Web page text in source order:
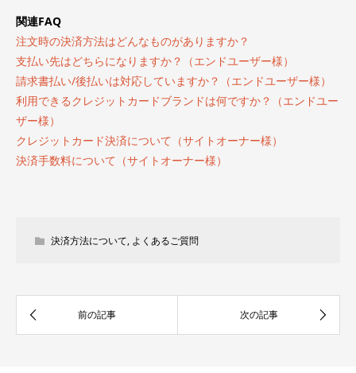
関連FAQ
注文時の決済方法はどんなものがありますか？
支払い先はどちらになりますか？（エンドユーザー様）
請求書払い/後払いは対応していますか？（エンドユーザー様）
利用できるクレジットカードブランドは何ですか？（エンドユー
ザー様）
クレジットカード決済について（サイトオーナー様）
決済手数料について（サイトオーナー様）
決済方法について, よくあるご質問